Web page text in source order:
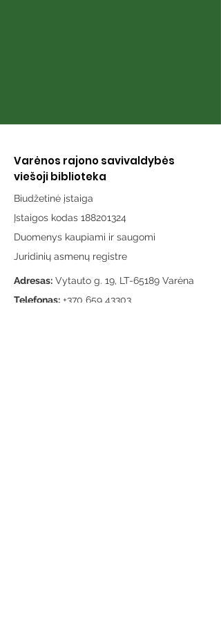
Varėnos rajono savivaldybės
viešoji biblioteka
Biudžetinė įstaiga
Įstaigos kodas 188201324
Duomenys kaupiami ir saugomi
Juridinių asmenų registre
Adresas: Vytauto g. 19, LT-65189 Varėna
Telefonas: +370 659 43303